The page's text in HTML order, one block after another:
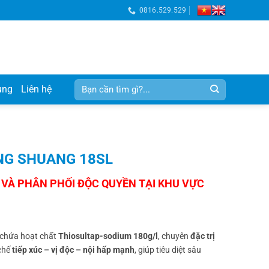
0816.529.529
Liên hệ
Tìm
kiếm:
SHUANG 18SL
hoạt chất Thiosultap-sodium 180g/l , chuyên đặc trị
tiếp xúc – vị độc – nội hấp mạnh, giúp tiêu diệt sâu